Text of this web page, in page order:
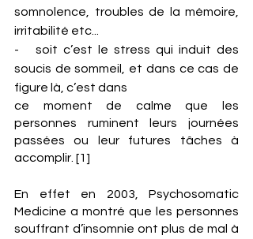
somnolence, troubles de la mémoire,
irritabilité etc...
-   soit c’est le stress qui induit des
soucis de sommeil, et dans ce cas de
figure là, c’est dans
ce moment de calme que les
personnes ruminent leurs journées
passées ou leur futures tâches à
accomplir. [1]
En effet en 2003, Psychosomatic
Medicine a montré que les personnes
souffrant d’insomnie ont plus de mal à